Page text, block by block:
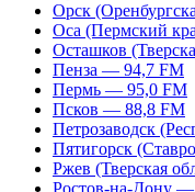
Орск
Оса (Пермский
Осташков
Пенза — 94,7 FM
Пермь — 95,0 FM
Псков — 88,8 FM
Петрозаводск
Пятигорск
Ржев (Тверская
Ростов-на-Дону